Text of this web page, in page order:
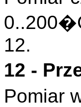
12.
12 -
Pomiar